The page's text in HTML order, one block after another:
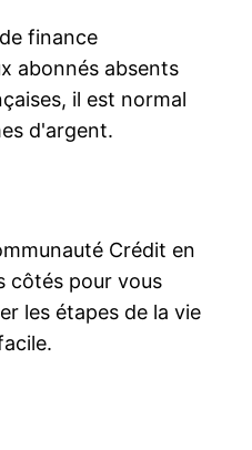
finance
abonnés absents
il est normal
d'argent.
Crédit en
côtés pour vous
les étapes de la vie